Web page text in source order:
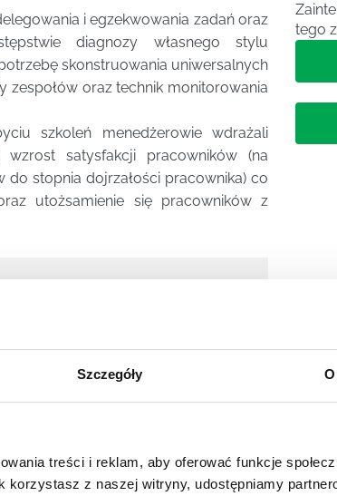
Szczegóły
treści i reklam, aby oferować funkcje
z naszej witryny, udostępniamy
i egzekwowania zadań oraz
diagnozy własnego stylu
skonstruowania uniwersalnych
zespołów oraz technik monitorowania
szkoleń menedżerowie wdrażali
wzrost satysfakcji pracowników (na
stopnia dojrzałości pracownika) co
utożsamienie się pracowników z
osobistego np:
naszą ofertą.
tego